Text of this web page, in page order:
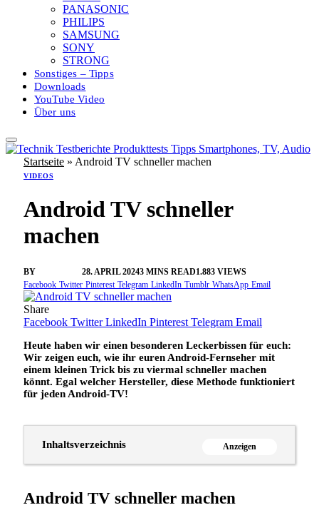
PANASONIC
PHILIPS
SAMSUNG
SONY
STRONG
Sonstiges – Tipps
Downloads
YouTube Video
Über uns
Startseite » Android TV schneller machen
VIDEOS
Android TV schneller
machen
BY 28. APRIL 20243 MINS READ1.883 VIEWS
Facebook Twitter Pinterest Telegram LinkedIn Tumblr WhatsApp Email
Share
Facebook Twitter LinkedIn Pinterest Telegram Email
Heute haben wir einen besonderen Leckerbissen für euch:
Wir zeigen euch, wie ihr euren Android-Fernseher mit
einem kleinen Trick bis zu viermal schneller machen
könnt. Egal welcher Hersteller, diese Methode funktioniert
für jeden Android-TV!
Inhaltsverzeichnis Anzeigen
Android TV schneller machen